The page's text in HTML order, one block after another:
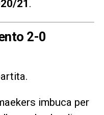
21 .
2-0
imbuca per